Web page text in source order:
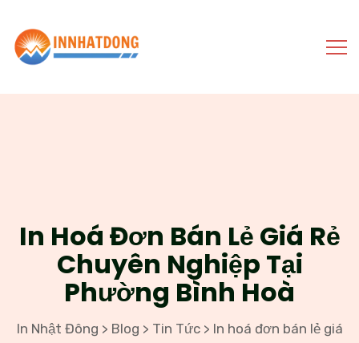
In Hoá Đơn Bán Lẻ Giá Rẻ
Chuyên Nghiệp Tại
Phường Bình Hoà
In Nhật Đông > Blog > Tin Tức> In hoá đơn bán lẻ giá